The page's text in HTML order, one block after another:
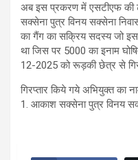
अब इस प्रकरण में एसटीएफ की
सक्सेना पुत्र विनय सक्सेना
का गैंग का सक्रिय सदस्य जो
था जिस पर 5000 का इनाम
12-2025 को रूड़की छेत्र से
गिरप्तार किये गये अभियुक्त का
1. आकाश सक्सेना पुत्र विनय